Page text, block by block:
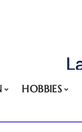
HOBBIES